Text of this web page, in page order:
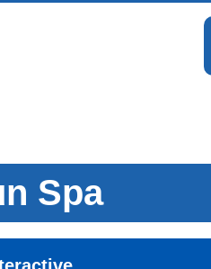
Spa